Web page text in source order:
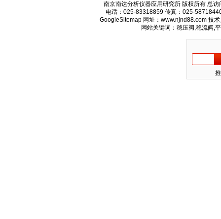
南京南达分析仪器应用研究所 版权所有 总访
电话：025-83318859 传真：025-
GoogleSitemap 网址：www.njnd88.com 技
网站关键词：稳压阀,稳流阀,